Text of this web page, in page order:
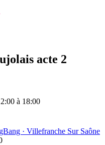
acte 2
à 18:00
· Villefranche Sur Saône